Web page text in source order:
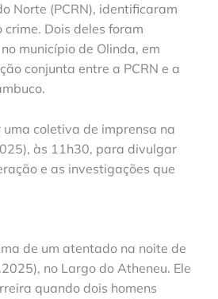
Norte (PCRN), identificaram
Dois deles foram
município de Olinda, em
conjunta entre a PCRN e a
uma coletiva de imprensa na
às 11h30, para divulgar
e as investigações que
de um atentado na noite de
no Largo do Atheneu. Ele
quando dois homens